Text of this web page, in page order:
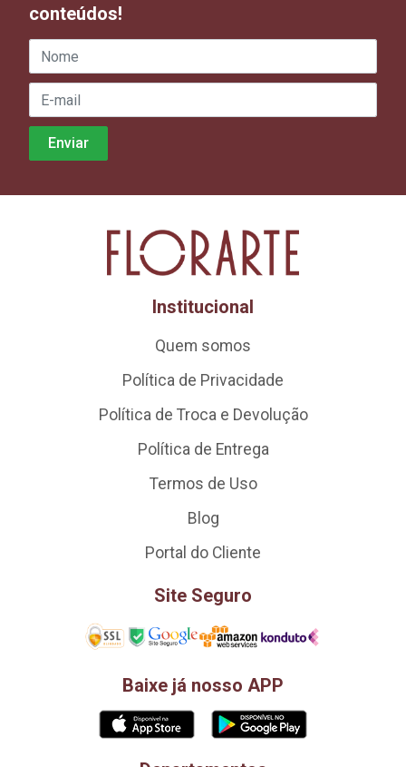
conteúdos!
Institucional
Quem somos
Política de Privacidade
Política de Troca e Devolução
Política de Entrega
Termos de Uso
Blog
Portal do Cliente
Site Seguro
Baixe já nosso APP